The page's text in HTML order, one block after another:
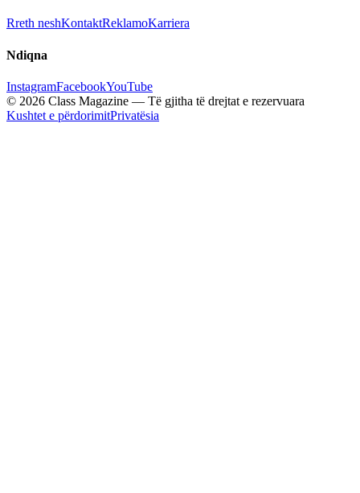
Rreth neshKontaktReklamoKarriera
Ndiqna
InstagramFacebookYouTube
© 2026 Class Magazine — Të gjitha të drejtat e rezervuara
Kushtet e përdorimitPrivatësia